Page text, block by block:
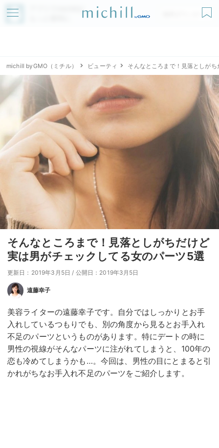
アプリでmichillが
無料ダウンロード
michill byGMO（ミチル） ビューティ そんなところまで！見落としが
そんなところまで！見落としがちだけど
実は男がチェックしてる女のパーツ5選
更新日：2019年3月5日 / 公開日：2019年3月5日
遠藤幸子
美容ライターの遠藤幸子です。自分ではしっかりとお手
入れしているつもりでも、別の角度から見るとお手入れ
不足のパーツというものがあります。特にデートの時に
男性の視線がそんなパーツに注がれてしまうと、100年の
恋も冷めてしまうかも…。今回は、男性の目にとまると引
かれがちなお手入れ不足のパーツをご紹介します。